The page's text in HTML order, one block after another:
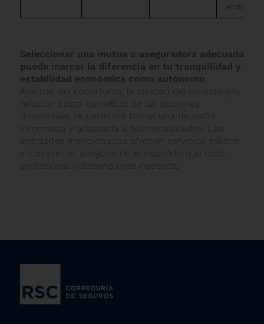
entidades
Seleccionar una mutua o aseguradora adecuada
puede marcar la diferencia en tu tranquilidad y
estabilidad económica como autónomo.
Analizar las coberturas, la calidad del servicio y la
relación coste-beneficio de las opciones
disponibles te permitirá tomar una decisión
informada y adaptada a tus necesidades. Las
entidades mencionadas ofrecen servicios sólidos
y completos, asegurando el respaldo que todo
profesional independiente necesita.